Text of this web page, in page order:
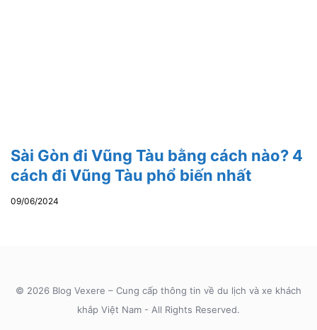
Sài Gòn đi Vũng Tàu bằng cách nào? 4
cách đi Vũng Tàu phổ biến nhất
09/06/2024
© 2026 Blog Vexere – Cung cấp thông tin về du lịch và xe khách
khắp Việt Nam - All Rights Reserved.